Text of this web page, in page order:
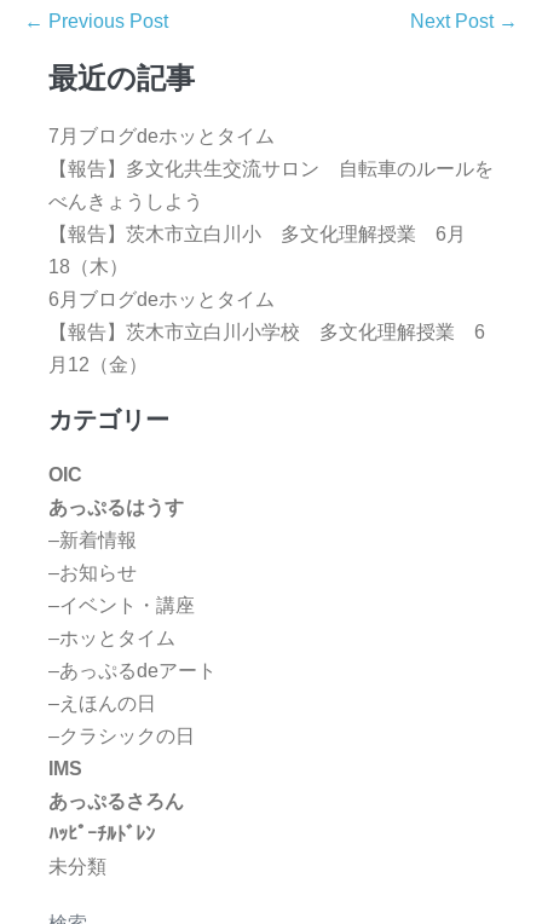
← Previous Post Next Post →
最近の記事
7月ブログdeホッとタイム
【報告】多文化共生交流サロン 自転車のルールを
べんきょうしよう
【報告】茨木市立白川小 多文化理解授業 6月
18（木）
6月ブログdeホッとタイム
【報告】茨木市立白川小学校 多文化理解授業 6
月12（金）
カテゴリー
OIC
あっぷるはうす
–新着情報
–お知らせ
–イベント・講座
–ホッとタイム
–あっぷるdeアート
–えほんの日
–クラシックの日
IMS
あっぷるさろん
ﾊｯﾋﾟｰﾁﾙﾄﾞﾚﾝ
未分類